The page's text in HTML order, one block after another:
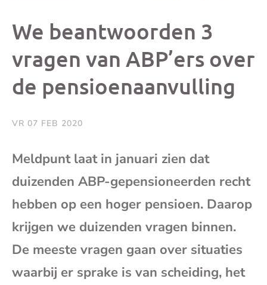
bericht
op op op
We beantwoorden 3
vragen van ABP’ers over
de pensioenaanvulling
VR 07 FEB 2020
Meldpunt laat in januari zien dat
duizenden ABP-gepensioneerden recht
hebben op een hoger pensioen. Daarop
krijgen we duizenden vragen binnen.
De meeste vragen gaan over situaties
waarbij er sprake is van scheiding, het